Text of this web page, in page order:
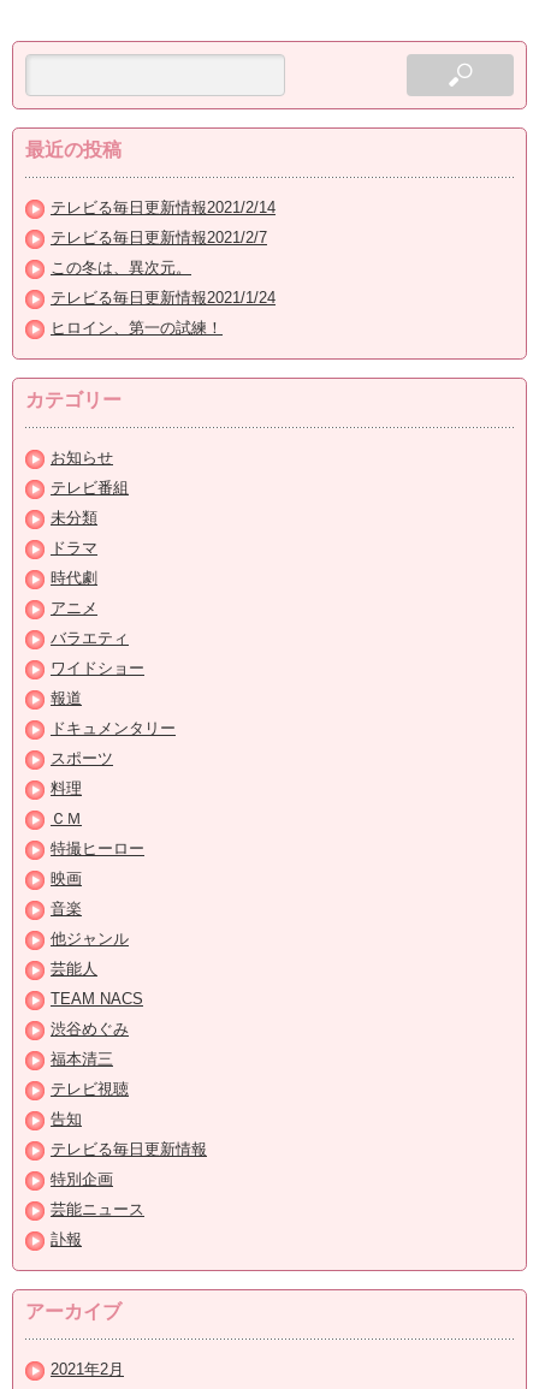
最近の投稿
テレビる毎日更新情報2021/2/14
テレビる毎日更新情報2021/2/7
この冬は、異次元。
テレビる毎日更新情報2021/1/24
ヒロイン、第一の試練！
カテゴリー
お知らせ
テレビ番組
未分類
ドラマ
時代劇
アニメ
バラエティ
ワイドショー
報道
ドキュメンタリー
スポーツ
料理
ＣＭ
特撮ヒーロー
映画
音楽
他ジャンル
芸能人
TEAM NACS
渋谷めぐみ
福本清三
テレビ視聴
告知
テレビる毎日更新情報
特別企画
芸能ニュース
訃報
アーカイブ
2021年2月